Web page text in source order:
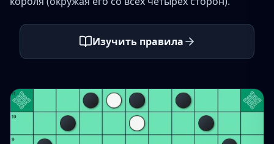
Изучить правила